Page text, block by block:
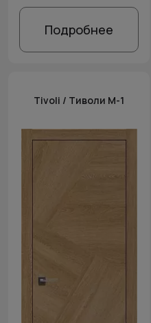
Подробнее
Tivoli / Тиволи М-1